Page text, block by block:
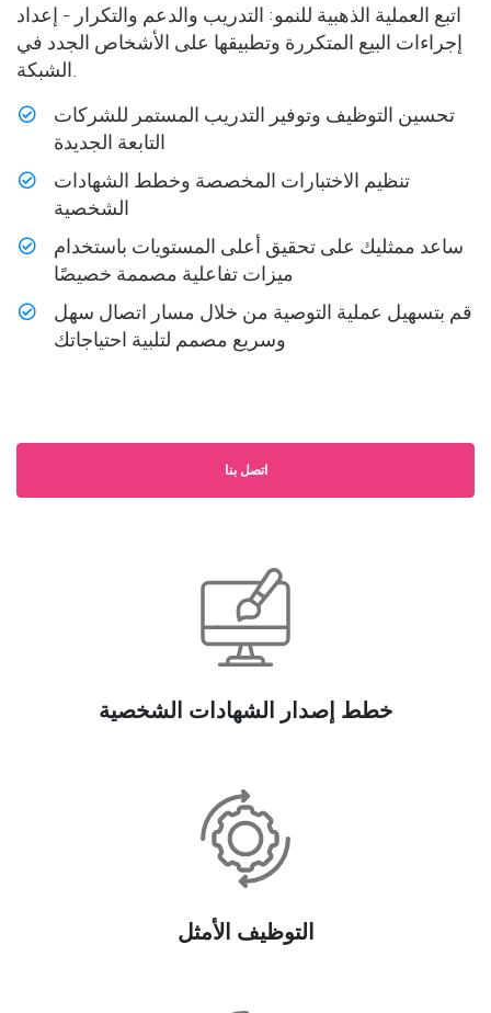
اتبع العملية الذهبية للنمو: التدريب والدعم والتكرار - إعداد
إجراءات البيع المتكررة وتطبيقها على الأشخاص الجدد في
الشبكة.
تحسين التوظيف وتوفير التدريب المستمر للشركات
التابعة الجديدة
تنظيم الاختبارات المخصصة وخطط الشهادات
الشخصية
ساعد ممثليك على تحقيق أعلى المستويات باستخدام
ميزات تفاعلية مصممة خصيصًا
قم بتسهيل عملية التوصية من خلال مسار اتصال سهل
وسريع مصمم لتلبية احتياجاتك
اتصل بنا
خطط إصدار الشهادات الشخصية
التوظيف الأمثل